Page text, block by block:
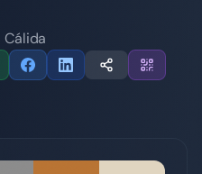
Cálida